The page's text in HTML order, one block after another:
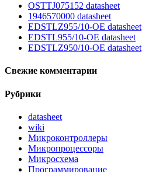
OSTTJ075152 datasheet
1946570000 datasheet
EDSTLZ955/10-OE datasheet
EDSTL955/10-OE datasheet
EDSTLZ950/10-OE datasheet
Свежие комментарии
Рубрики
datasheet
wiki
Микроконтроллеры
Микропроцессоры
Микросхема
Программирование